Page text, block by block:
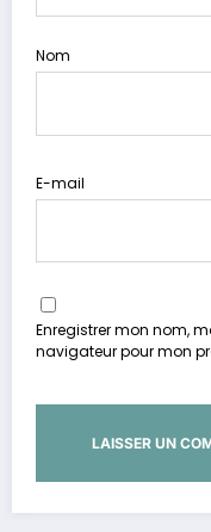
Nom
E-mail
Enregistrer mon nom,
navigateur pour mon